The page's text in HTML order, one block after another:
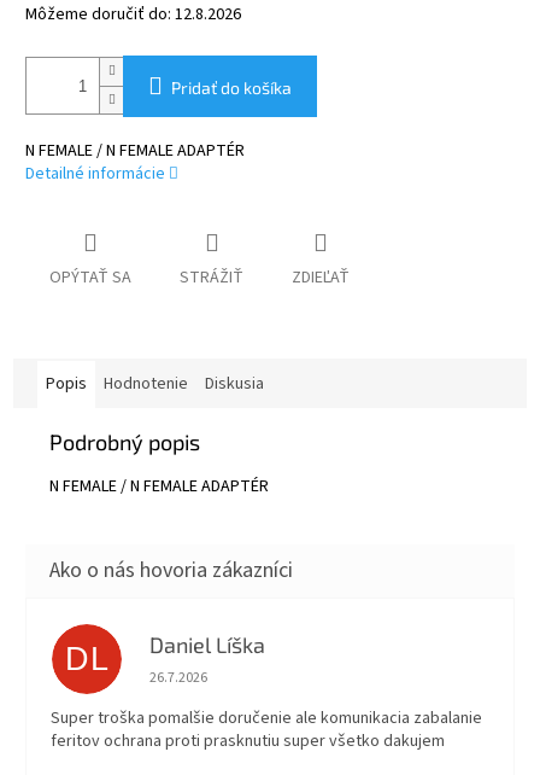
Môžeme doručiť do: 12.8.2026
Pridať do košíka
N FEMALE / N FEMALE ADAPTÉR
Detailné informácie
OPÝTAŤ SA STRÁŽIŤ ZDIEĽAŤ
Popis Hodnotenie Diskusia
Podrobný popis
N FEMALE / N FEMALE ADAPTÉR
DL Daniel Líška
Hodnotenie obchodu je 5 z 5 hviezdičiek.
26.7.2026
Super troška pomalšie doručenie ale komunikacia zabalanie
feritov ochrana proti prasknutiu super všetko dakujem